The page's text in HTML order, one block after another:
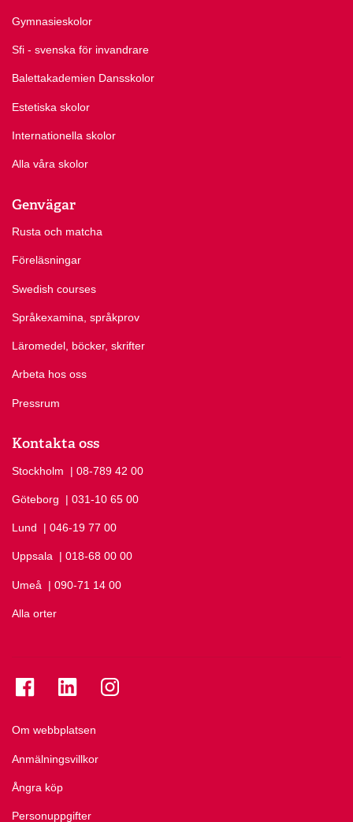
Gymnasieskolor
Sfi - svenska för invandrare
Balettakademien Dansskolor
Estetiska skolor
Internationella skolor
Alla våra skolor
Genvägar
Rusta och matcha
Föreläsningar
Swedish courses
Språkexamina, språkprov
Läromedel, böcker, skrifter
Arbeta hos oss
Pressrum
Kontakta oss
Stockholm Ring Stockholm på
| 08-789 42 00
Göteborg Ring Göteborg på
| 031-10 65 00
Lund Ring Lund på
| 046-19 77 00
Uppsala Ring Uppsala på
| 018-68 00 00
Umeå Ring Umeå på
| 090-71 14 00
Alla orter
Om webbplatsen
Anmälningsvillkor
Ångra köp
Personuppgifter
Se folkuniversitetet på Facebook
Se folkuniversitetet på LinkedIn